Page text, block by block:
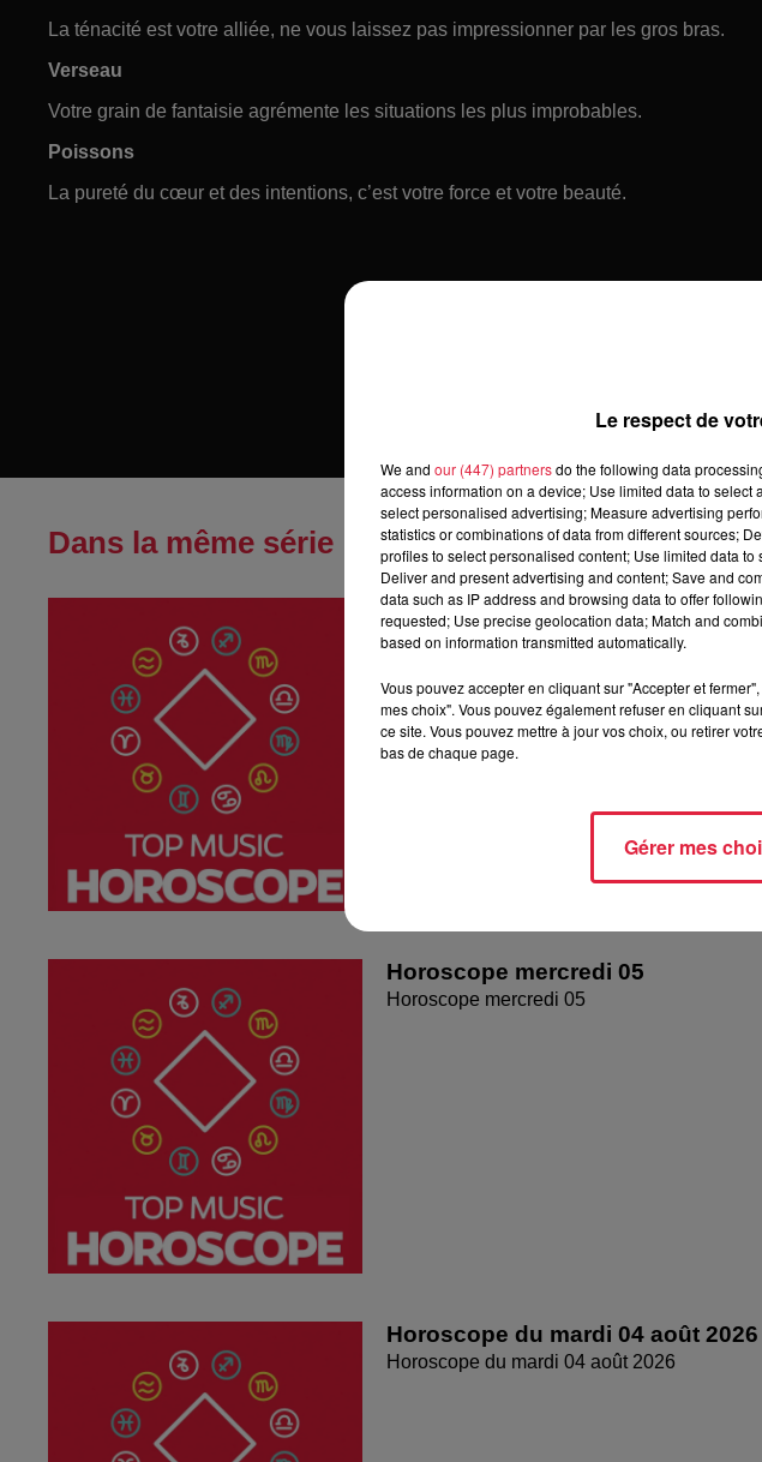
La ténacité est votre alliée, ne vous laissez pas impressionner par les gros bras.
Verseau
Votre grain de fantaisie agrémente les situations les plus improbables.
Poissons
La pureté du cœur et des intentions, c’est votre force et votre beauté.
Dans la même série
Horoscope du jeudi 6 août 2026
Horoscope du jeudi 6 août 2026
Horoscope mercredi 05
Horoscope mercredi 05
Horoscope du mardi 04 août 2026
Horoscope du mardi 04 août 2026
Le respect de
We and our (447) partnersdo the following data
access information on a device; Use limited data to
select personalised advertising; Measure advertising
statistics or combinations of data from different sources;
profiles to select personalised content; Use limited data
Deliver and present advertising and content; Save and
data such as IP address and browsing data to offer
requested; Use precise geolocation data; Match and
based on information transmitted automatically.
Vous pouvez accepter en cliquant sur "Accepter et
mes choix". Vous pouvez également refuser en cliquant
ce site. Vous pouvez mettre à jour vos choix, ou retirer
bas de chaque page.
Gérer mes